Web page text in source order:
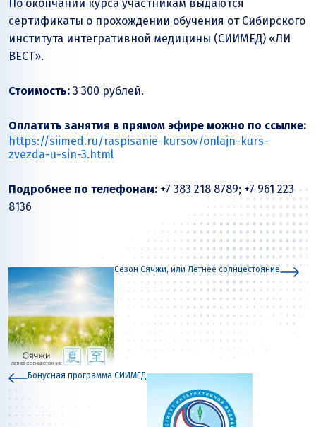
По окончании курса участникам выдаются
сертификаты о прохождении обучения от Сибирского
института интегративной медицины (СИИМЕД) «ЛИ
ВЕСТ».
Стоимость: 3 300 рублей.
Оплатить занятия в прямом эфире можно по ссылке:
https://siimed.ru/raspisanie-kursov/onlajn-kurs-
zvezda-u-sin-3.html
Подробнее по телефонам: +7 383 218 8789; +7 961 223
8136
Бонусная программа СИИМЕД
Сезон Сячжи, или Летнее солнцестояние